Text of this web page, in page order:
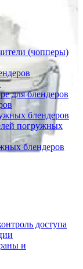
(чопперы)
для блендеров
блендеров
погружных
блендеров
доступа
и